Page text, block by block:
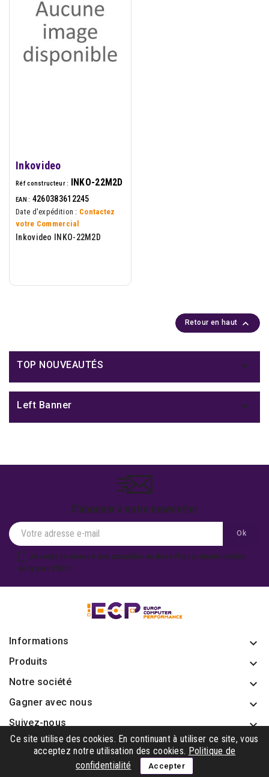
Inkovideo
Réf constructeur : INKO-22M2D
EAN : 4260383612245
Date d'expédition : Contactez
votre Commercial
Inkovideo INKO-22M2D
Retour en haut 
TOP NOUVEAUTÉS 
Left Banner 
S'abonner à notre newsletter
Je souhaite recevoir des actualités ou des offres promotionnelles
de la part d'ECP.
Informations keyboard_arrow_down
Produits 
Notre société 
Ce site utilise des cookies. En continuant à utiliser ce site, vous
acceptez notre utilisation des cookies. Politique de
confidentialité
Accepter
Gagner avec nous 
Suivez-nous 